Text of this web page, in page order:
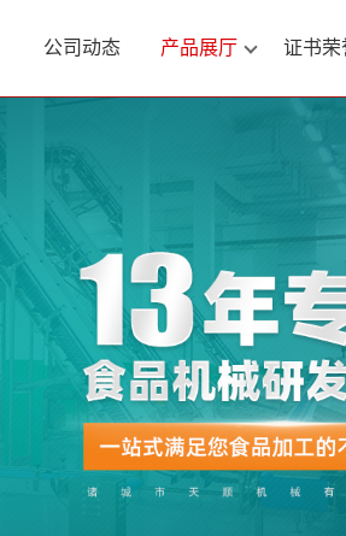
公司动态 产品展厅 证书荣